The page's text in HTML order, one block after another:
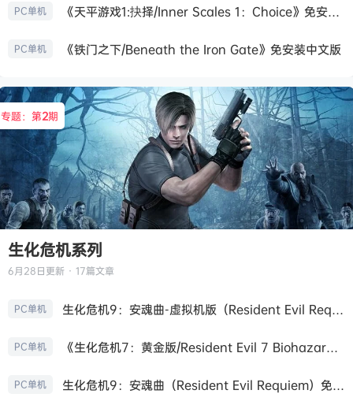
PC单机 《天平游戏1:抉择/Inner Scales 1：Choice》免安装中文版
PC单机 《铁门之下/Beneath the Iron Gate》免安装中文版
专题：第2期
生化危机系列
6月28日更新 · 17篇文章
PC单机 生化危机9：安魂曲-虚拟机版（Resident Evil Requiem HYPERVISOR）免安装中文版
PC单机 《生化危机7：黄金版/Resident Evil 7 Biohazard》免安装中文版
PC单机 生化危机9：安魂曲（Resident Evil Requiem）免安装中文版